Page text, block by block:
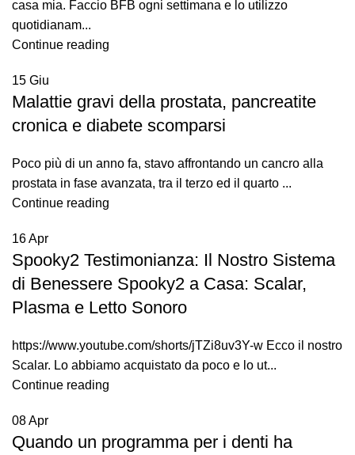
casa mia. Faccio BFB ogni settimana e lo utilizzo
quotidianam...
Continue reading
15 Giu
Malattie gravi della prostata, pancreatite
cronica e diabete scomparsi
Poco più di un anno fa, stavo affrontando un cancro alla
prostata in fase avanzata, tra il terzo ed il quarto ...
Continue reading
16Apr
Spooky2 Testimonianza: Il Nostro Sistema
di Benessere Spooky2 a Casa: Scalar,
Plasma e Letto Sonoro
https://www.youtube.com/shorts/jTZi8uv3Y-w Ecco il nostro
Scalar. Lo abbiamo acquistato da poco e lo ut...
Continue reading
08Apr
Quando un programma per i denti ha